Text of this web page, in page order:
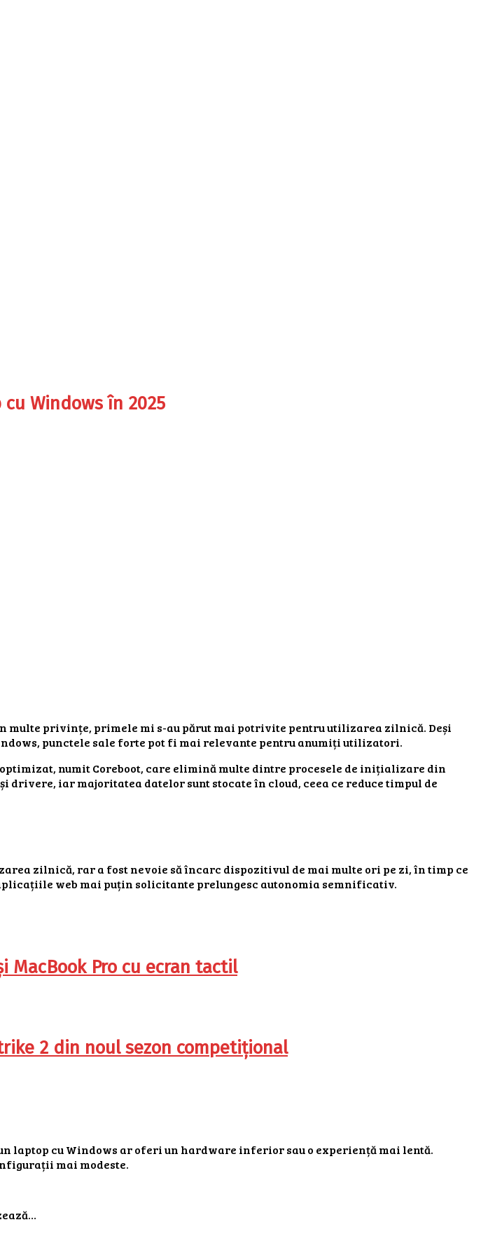
Windows în 2025
multe privințe, primele mi s-au părut mai potrivite pentru utilizarea zilnică. Deși
punctele sale forte pot fi mai relevante pentru anumiți utilizatori.
numit Coreboot, care elimină multe dintre procesele de inițializare din
iar majoritatea datelor sunt stocate în cloud, ceea ce reduce timpul de
zilnică, rar a fost nevoie să încarc dispozitivul de mai multe ori pe zi, în timp ce
web mai puțin solicitante prelungesc autonomia semnificativ.
MacBook Pro cu ecran tactil
2 din noul sezon competițional
laptop cu Windows ar oferi un hardware inferior sau o experiență mai lentă.
mai modeste.